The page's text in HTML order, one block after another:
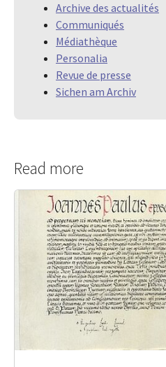
Archive des actualités
Communiqués
Médiathèque
Personalia
Revue de presse
Sichen am Archiv
Read more